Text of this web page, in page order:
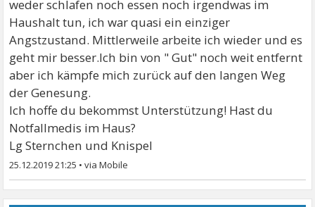
weder schlafen noch essen noch irgendwas im
Haushalt tun, ich war quasi ein einziger
Angstzustand. Mittlerweile arbeite ich wieder und es
geht mir besser.Ich bin von " Gut" noch weit entfernt
aber ich kämpfe mich zurück auf den langen Weg
der Genesung.
Ich hoffe du bekommst Unterstützung! Hast du
Notfallmedis im Haus?
Lg Sternchen und Knispel
25.12.2019 21:25 •